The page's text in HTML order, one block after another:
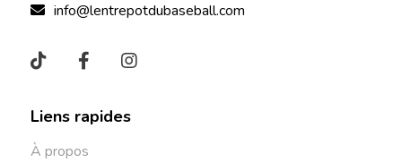
info@lentrepotdubaseball.com
Liens rapides
À propos